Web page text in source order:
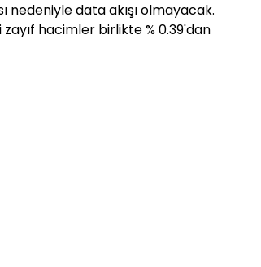
nedeniyle data akışı olmayacak.
hacimler birlikte % 0.39'dan